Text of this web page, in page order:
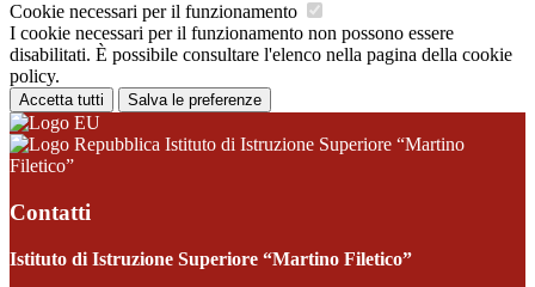
Cookie necessari per il funzionamento
I cookie necessari per il funzionamento non possono essere
disabilitati. È possibile consultare l'elenco nella pagina della cookie
policy.
Accetta tutti Salva le preferenze
Istituto di Istruzione Superiore “Martino
Filetico”
Contatti
Istituto di Istruzione Superiore “Martino Filetico”